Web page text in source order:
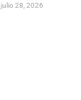
julio 28, 2026